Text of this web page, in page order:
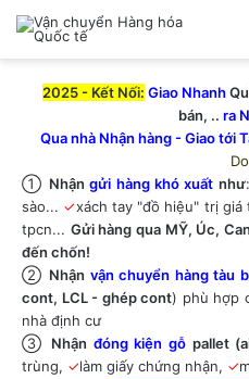
2025 - Kết Nối: Giao Nhanh
bán, .. ra
Qua nhà Nhận hàng - Giao tới
① Nhận gửi hàng khó xuất như:
sào... ✓xách tay "đồ hiệu" trị giá
tpcn... Gửi hàng qua MỸ, Úc,
đến chốn!
② Nhận vận chuyển hàng tàu
cont, LCL - ghép cont) phù hợp
nhà định cư
③
Nhận đóng kiện gỗ pallet
trùng, ✓làm giấy chứng nhận, ✓